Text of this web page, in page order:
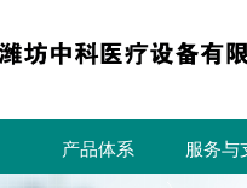
产品体系 服务与